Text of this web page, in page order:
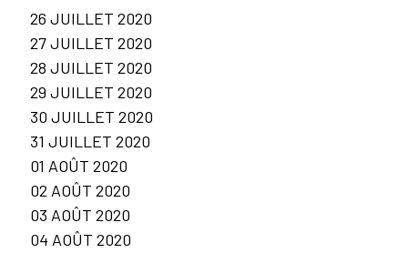
26 JUILLET 2020
27 JUILLET 2020
28 JUILLET 2020
29 JUILLET 2020
30 JUILLET 2020
31 JUILLET 2020
01 AOÛT 2020
02 AOÛT 2020
03 AOÛT 2020
04 AOÛT 2020